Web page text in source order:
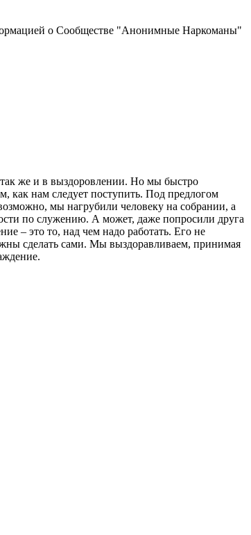
о Сообществе "Анонимные Наркоманы"
так же и в выздоровлении. Но мы быстро
как нам следует поступить. Под предлогом
мы нагрубили человеку на собрании, а
по служению. А может, даже попросили друга
– это то, над чем надо работать. Его не
сделать сами. Мы выздоравливаем, принимая